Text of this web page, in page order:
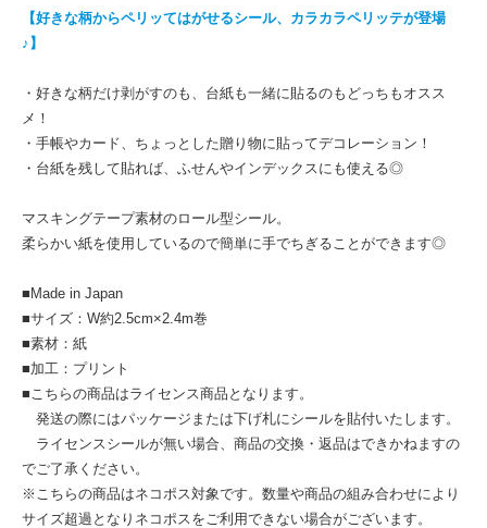
【好きな柄からペリッてはがせるシール、カラカラペリッテが登場
♪】
・好きな柄だけ剥がすのも、台紙も一緒に貼るのもどっちもオスス
メ！
・手帳やカード、ちょっとした贈り物に貼ってデコレーション！
・台紙を残して貼れば、ふせんやインデックスにも使える◎
マスキングテープ素材のロール型シール。
柔らかい紙を使用しているので簡単に手でちぎることができます◎
■Made in Japan
■サイズ：W約2.5cm×2.4m巻
■素材：紙
■加工：プリント
■こちらの商品はライセンス商品となります。
発送の際にはパッケージまたは下げ札にシールを貼付いたします。
ライセンスシールが無い場合、商品の交換・返品はできかねますの
でご了承ください。
※こちらの商品はネコポス対象です。数量や商品の組み合わせにより
サイズ超過となりネコポスをご利用できない場合がございます。